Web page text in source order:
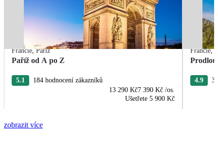
Francie,Paříž
Paříž od A po Z
5.1
184 hodnocení zákazníků
13 290 Kč7 390 Kč /os.
Ušetřete 5 900 Kč
Francie,
4.9
zobrazit více